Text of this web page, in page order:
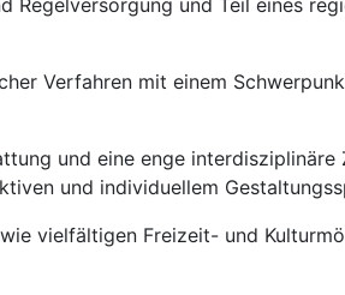
und Teil eines
Verfahren mit einem
und eine enge interdisziplinäre
und individuellem
vielfältigen Freizeit- und